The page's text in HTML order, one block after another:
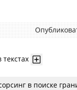
в поиске